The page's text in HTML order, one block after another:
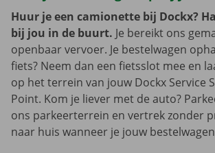
Huur je een camionette bij Dockx?
bij jou in de buurt. Je bereikt ons
openbaar vervoer. Je bestelwagen
fiets? Neem dan een fietsslot mee en
op het terrein van jouw Dockx Service
Point. Kom je liever met de auto?
ons parkeerterrein en vertrek zonder
naar huis wanneer je jouw